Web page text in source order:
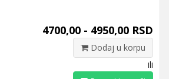
4700,00 - 4950,00 RSD
Dodaj u korpu
ili